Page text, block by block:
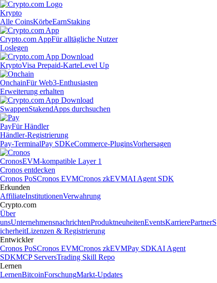
Krypto
Alle CoinsKörbeEarnStaking
Crypto.com AppFür alltägliche Nutzer
Loslegen
KryptoVisa Prepaid-KarteLevel Up
OnchainFür Web3-Enthusiasten
Erweiterung erhalten
SwappenStakendApps durchsuchen
PayFür Händler
Händler-Registrierung
Pay-TerminalPay SDKeCommerce-PluginsVorhersagen
CronosEVM-kompatible Layer 1
Cronos entdecken
Cronos PoSCronos EVMCronos zkEVMAI Agent SDK
Erkunden
AffiliateInstitutionenVerwahrung
Crypto.com
Über
unsUnternehmensnachrichtenProduktneuheitenEventsKarrierePartnerS
icherheitLizenzen & Registrierung
Entwickler
Cronos PoSCronos EVMCronos zkEVMPay SDKAI Agent
SDKMCP ServersTrading Skill Repo
Lernen
LernenBitcoinForschungMarkt-Updates